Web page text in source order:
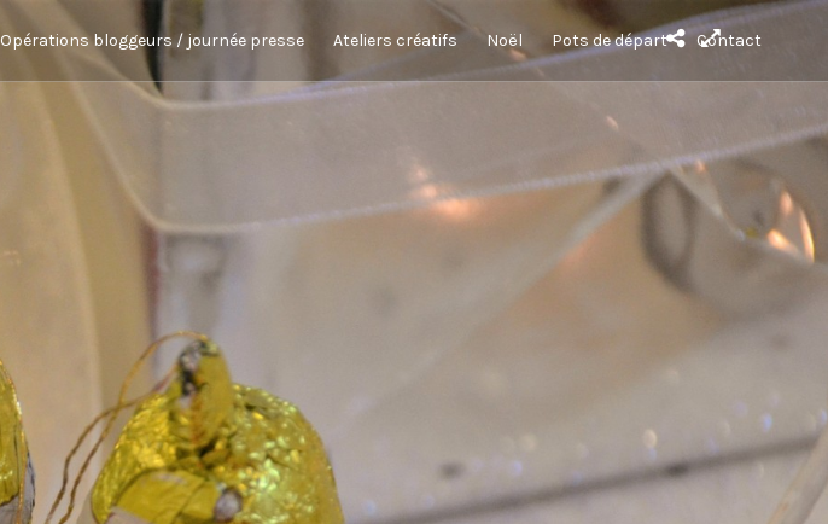
Opérations bloggeurs / journée presse Ateliers créatifs Noël Pots de départ Contact